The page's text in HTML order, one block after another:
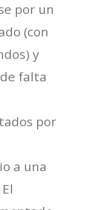
por un
(con
y
falta
por
a una